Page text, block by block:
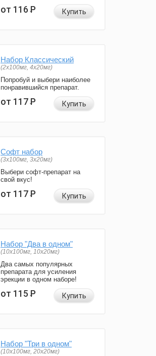
от 116Р Купить
Набор Классический
(2x100мг, 4x20мг)
Попробуй и выбери наиболее
понравившийся препарат.
от 117Р Купить
Софт набор
(3x100мг, 3x20мг)
Выбери софт-препарат на
свой вкус!
от 117Р Купить
Набор "Два в одном"
(10x100мг, 10x20мг)
Два самых популярных
препарата для усиления
эрекции в одном наборе!
от 115Р Купить
Набор "Три в одном"
(10x100мг, 20x20мг)